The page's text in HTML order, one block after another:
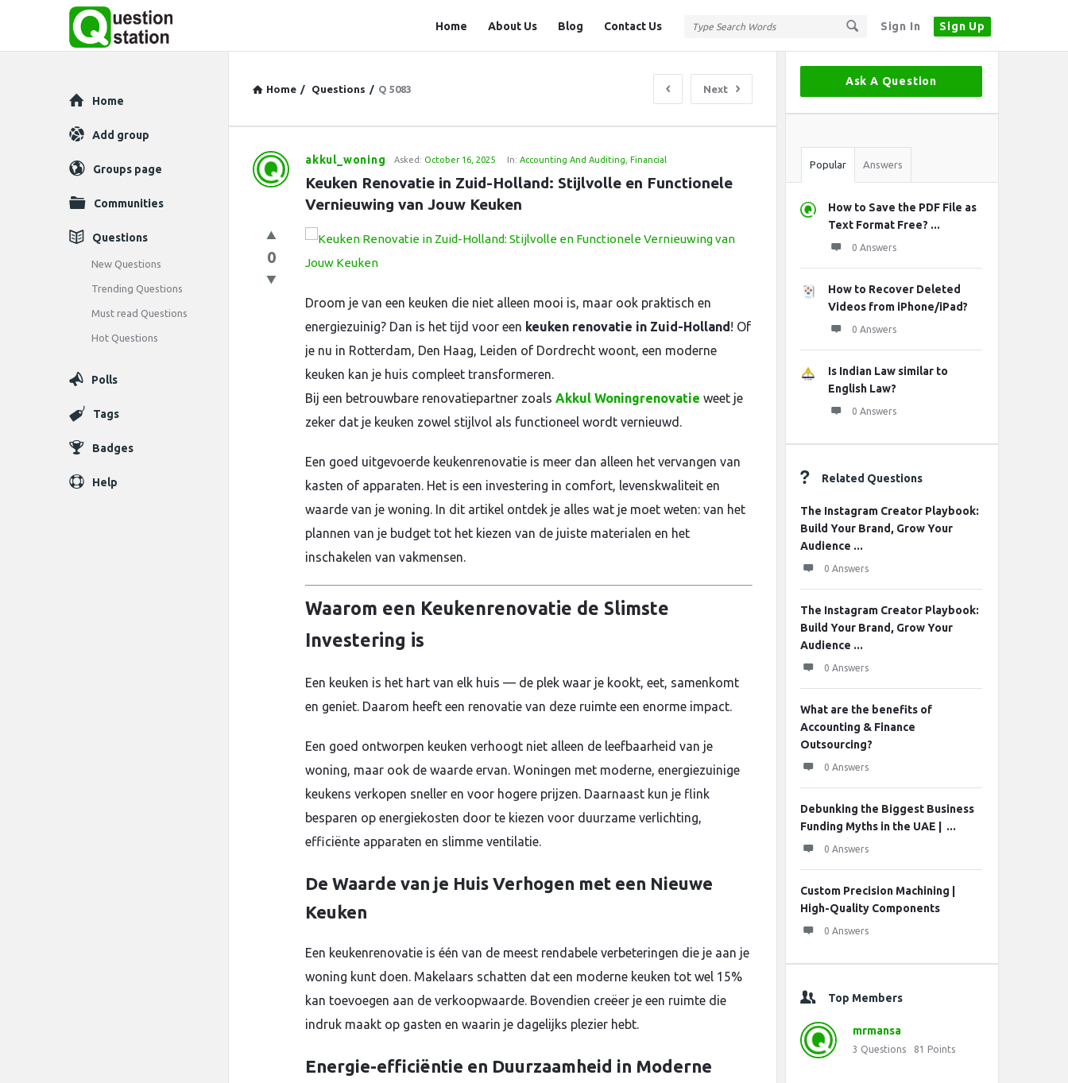
Sign In Sign Up
Station
Home About Us Blog Contact Us
Home / Questions / Q 5083 Next
Question
Station
Latest
Questions
akkul_woning Asked: October 16, 2025 In: Accounting And Auditing Financial
Keuken Renovatie in Zuid-Holland: Stijlvolle en Functionele
Vernieuwing van Jouw Keuken
0
Droom je van een keuken die niet alleen mooi is, maar ook praktisch en
energiezuinig? Dan is het tijd voor een keuken renovatie in Zuid-Holland! Of
je nu in Rotterdam, Den Haag, Leiden of Dordrecht woont, een moderne
keuken kan je huis compleet transformeren.
Bij een betrouwbare renovatiepartner zoals Akkul Woningrenovatie weet je
zeker dat je keuken zowel stijlvol als functioneel wordt vernieuwd.
Een goed uitgevoerde keukenrenovatie is meer dan alleen het vervangen van
kasten of apparaten. Het is een investering in comfort, levenskwaliteit en
waarde van je woning. In dit artikel ontdek je alles wat je moet weten: van het
plannen van je budget tot het kiezen van de juiste materialen en het
inschakelen van vakmensen.
Waarom een Keukenrenovatie de Slimste
Investering is
Een keuken is het hart van elk huis — de plek waar je kookt, eet, samenkomt
en geniet. Daarom heeft een renovatie van deze ruimte een enorme impact.
Een goed ontworpen keuken verhoogt niet alleen de leefbaarheid van je
woning, maar ook de waarde ervan. Woningen met moderne, energiezuinige
keukens verkopen sneller en voor hogere prijzen. Daarnaast kun je flink
besparen op energiekosten door te kiezen voor duurzame verlichting,
efficiënte apparaten en slimme ventilatie.
De Waarde van je Huis Verhogen met een Nieuwe
Keuken
Een keukenrenovatie is één van de meest rendabele verbeteringen die je aan je
woning kunt doen. Makelaars schatten dat een moderne keuken tot wel 15%
kan toevoegen aan de verkoopwaarde. Bovendien creëer je een ruimte die
indruk maakt op gasten en waarin je dagelijks plezier hebt.
Energie-efficiëntie en Duurzaamheid in Moderne
Sidebar
Ask A Question
Stats
Popular Answers
How to Save the PDF File as
Text Format Free? ...
0 Answers
How to Recover Deleted
Videos from iPhone/iPad?
0 Answers
Is Indian Law similar to
English Law?
0 Answers
Related Questions
The Instagram Creator Playbook:
Build Your Brand, Grow Your
Audience ...
0 Answers
The Instagram Creator Playbook:
Build Your Brand, Grow Your
Audience ...
0 Answers
What are the benefits of
Accounting & Finance
Outsourcing?
0 Answers
Debunking the Biggest Business
Funding Myths in the UAE | ...
0 Answers
Custom Precision Machining |
High-Quality Components
0 Answers
Top Members
mrmansa
3 Questions 81 Points
Explore
Home
Add group
Groups page
Communities
Questions
New Questions
Trending Questions
Must read Questions
Hot Questions
Polls
Tags
Badges
Help